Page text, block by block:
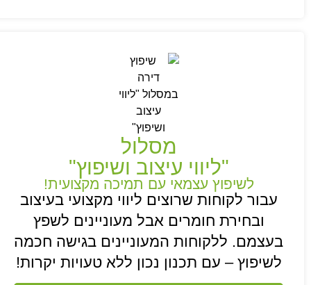
מסלול
"ליווי עיצוב ושיפוץ"
לשיפוץ עצמאי עם תמיכה מקצועית!
עבור לקוחות שרוצים ליווי מקצועי בעיצוב
ובחירת חומרים אבל מעוניינים לשפץ
בעצמם. ללקוחות המעוניינים בגישה חכמה
לשיפוץ – עם תכנון נכון ללא טעויות יקרות!